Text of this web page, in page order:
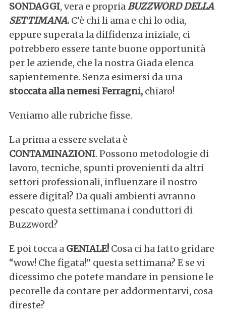
SONDAGGI, vera e propriaBUZZWORD DELLA
SETTIMANA. C’è chi li ama e chi lo odia,
eppure superata la diffidenza iniziale, ci
potrebbero essere tante buone opportunità
per le aziende, che la nostra Giada elenca
sapientemente. Senza esimersi da una
stoccata alla nemesi Ferragni, chiaro!
Veniamo alle rubriche fisse.
La prima a essere svelata è
CONTAMINAZIONI. Possono metodologie di
lavoro, tecniche, spunti provenienti da altri
settori professionali, influenzare il nostro
essere digital? Da quali ambienti avranno
pescato questa settimana i conduttori di
Buzzword?
E poi tocca a GENIALE!Cosa ci ha fatto gridare
“wow! Che figata!” questa settimana? E se vi
dicessimo che potete mandare in pensione le
pecorelle da contare per addormentarvi, cosa
direste?